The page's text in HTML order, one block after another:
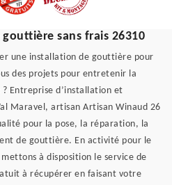
sans frais 26310
une installation de gouttière pour
des projets pour entretenir la
Entreprise d’installation et
Maravel, artisan Artisan Winaud 26
pour la pose, la réparation, la
de gouttière. En activité pour le
à disposition le service de
à récupérer en faisant votre